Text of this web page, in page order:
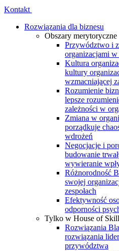
Kontakt
Rozwiązania dla biznesu
Obszary merytoryczne
Przywództwo i
organizacjami
Kultura
kultury
wzmacniającej
Rozumienie
lepsze
zależności w
Zmiana w
porządkuje
wdrożeń
Negocjacje i
budowanie
wywieranie
Różnorodność
swojej
zespołach
Efektywność
odporności
Tylko w House of
Rozwiązania
rozwiązania
przywództwa